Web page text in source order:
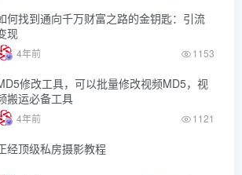
何找到通向千万财富之路的金钥匙：引流
现
4年前 1153
修改工具，可以批量修改视频MD5，视
搬运必备工具
4年前 1121
经顶级私房摄影教程